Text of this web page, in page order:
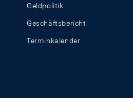
Geldpolitik
Geschäftsbericht
Terminkalender